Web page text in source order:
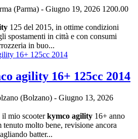
(Parma) - Giugno 19, 2026 1200.00
125 del 2015, in ottime condizioni
spostamenti in città e con consumi
in buo...
agility 16+ 125cc 2014
(Bolzano) - Giugno 13, 2026
mio scooterkymco agility 16+ anno
molto bene, revisione ancora
batter...